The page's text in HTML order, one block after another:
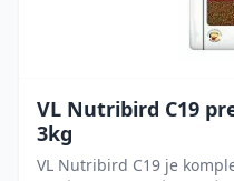
VL Nutribird C19
3kg
VL Nutribird C19 je